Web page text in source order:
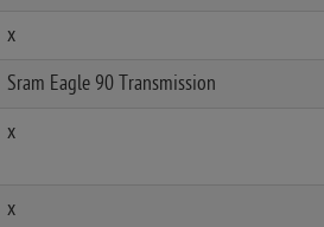
x
Sram Eagle 90 Transmission
x
x